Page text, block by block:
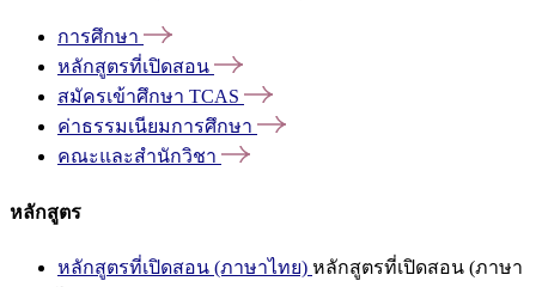
การศึกษา
หลักสูตรที่เปิดสอน
สมัครเข้าศึกษา TCAS
ค่าธรรมเนียมการศึกษา
คณะและสำนักวิชา
หลักสูตร
หลักสูตรที่เปิดสอน (ภาษาไทย) หลักสูตรที่เปิดสอน (ภาษา